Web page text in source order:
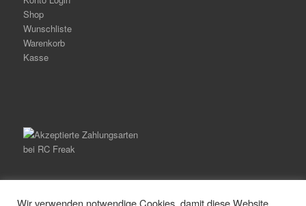
Shop
Wunschliste
Warenkorb
Kasse
Wir verwenden notwendige Cookies, damit diese Website